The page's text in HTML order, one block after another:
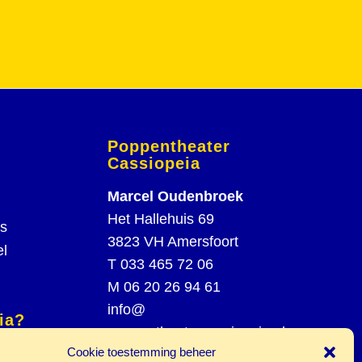
Cookie toestemming beheer
Poppentheater
Cassiopeia
Marcel Oudenbroek
Het Hallehuis 69
3823 VH Amersfoort
T 033 465 72 06
M 06 20 26 94 61
info@
poppentheatercassiopeia.nl